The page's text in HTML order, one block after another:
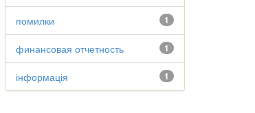
1
помилки
1
финансовая отчетность
1
інформація